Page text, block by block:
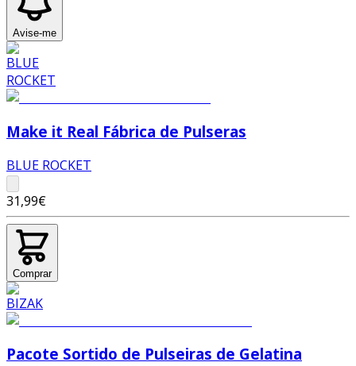
Avise-me
Make it Real Fábrica de Pulseras
BLUE ROCKET
31,99€
Comprar
Pacote Sortido de Pulseiras de Gelatina